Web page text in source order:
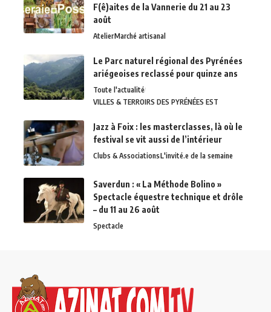
F(ê)aites de la Vannerie du 21 au 23
août
AtelierMarché artisanal
Le Parc naturel régional des Pyrénées
ariégeoises reclassé pour quinze ans
Toute l'actualité
VILLES & TERROIRS DES PYRÉNÉES EST
Jazz à Foix : les masterclasses, là où le
festival se vit aussi de l’intérieur
Clubs & AssociationsL'invité.e de la semaine
Saverdun : « La Méthode Bolino »
Spectacle équestre technique et drôle
– du 11 au 26 août
Spectacle